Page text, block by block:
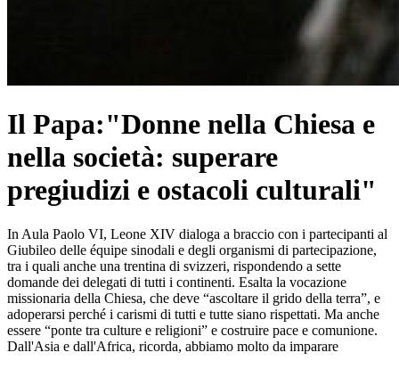
Il Papa:"Donne nella Chiesa e
nella società: superare
pregiudizi e ostacoli culturali"
In Aula Paolo VI, Leone XIV dialoga a braccio con i partecipanti al
Giubileo delle équipe sinodali e degli organismi di partecipazione,
tra i quali anche una trentina di svizzeri, rispondendo a sette
domande dei delegati di tutti i continenti. Esalta la vocazione
missionaria della Chiesa, che deve “ascoltare il grido della terra”, e
adoperarsi perché i carismi di tutti e tutte siano rispettati. Ma anche
essere “ponte tra culture e religioni” e costruire pace e comunione.
Dall'Asia e dall'Africa, ricorda, abbiamo molto da imparare